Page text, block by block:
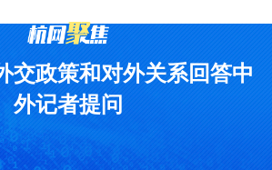
交政策和对外关系回答中
外记者提问